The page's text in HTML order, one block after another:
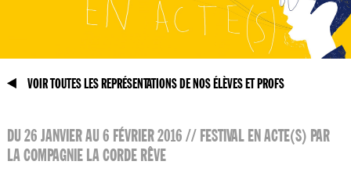
VOIR TOUTES LES REPRÉSENTATIONS DE NOS ÉLÈVES ET PROFS
DU 26 JANVIER AU 6 FÉVRIER 2016 // FESTIVAL EN ACTE(S) PAR
LA COMPAGNIE LA CORDE RÊVE